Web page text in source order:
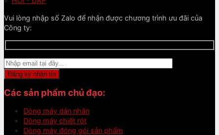
Vui lòng nhập số Zalo để nhận được chương trình ưu đãi của
Công ty:
Các sản phẩm chủ đạo:
Dòng máy dán nhãn
Dòng máy chiết rót
Dòng máy đóng gói sản phẩm